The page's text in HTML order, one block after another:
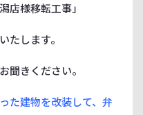
店様移転工事」
たします。
聞きください。
た建物を改装して、弁